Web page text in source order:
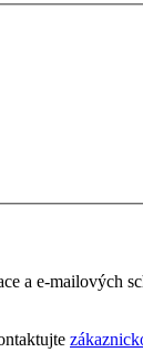
a e‑mailových